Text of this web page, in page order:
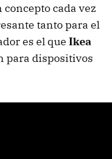
cada vez
tanto para el
es el que Ikea
para dispositivos